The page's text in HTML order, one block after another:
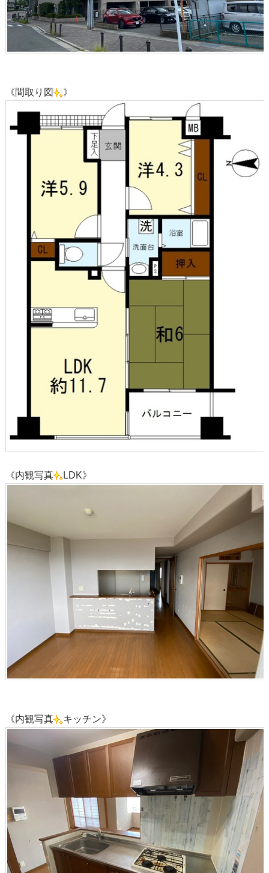
《間取り図 》
《内観写真 LDK》
《内観写真 キッチン》